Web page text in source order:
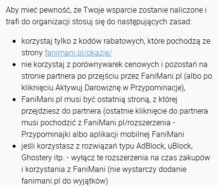
Aby mieć pewność, że Twoje wsparcie zostanie naliczone i
trafi do organizacji stosuj się do następujących zasad:
korzystaj tylko z kodów rabatowych, które pochodzą ze
stronyfanimani.pl/okazje/
nie korzystaj z porównywarek cenowych i pozostań na
stronie partnera po przejściu przez FaniMani.pl (albo po
kliknięciu Aktywuj Darowiznę w Przypominacje),
FaniMani.pl musi być ostatnią stroną, z której
przejdziesz do partnera (ostatnie kliknięcie do partnera
musi pochodzić z FaniMani.pl/rozszerzenia -
Przypominajki albo aplikacji mobilnej FaniMani
jeśli korzystasz z rozwiązań typu AdBlock, uBlock,
Ghostery itp. - wyłącz te rozszerzenia na czas zakupów
i korzystania z FaniMani (nie wystarczy dodanie
fanimani.pl do wyjątków)